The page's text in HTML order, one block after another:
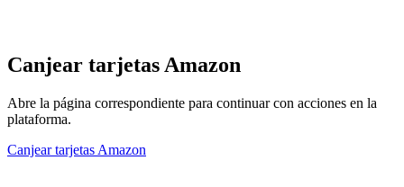
Canjear tarjetas Amazon
Abre la página correspondiente para continuar con acciones en la
plataforma.
Canjear tarjetas Amazon